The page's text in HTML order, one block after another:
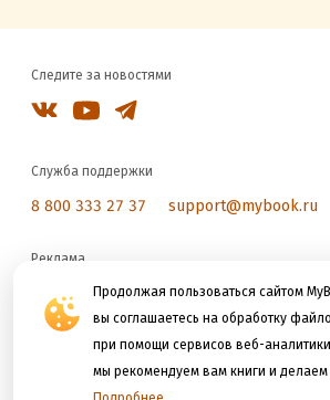
Продолжая пользоваться сайтом
вы соглашаетесь на обработку
при помощи сервисов веб-
мы рекомендуем вам книги и делаем
Следите за новостями
Служба поддержки
8 800 333 27 37 support@mybook.ru
Реклама
reklama@litres.ru
Мы принимаем к оплате